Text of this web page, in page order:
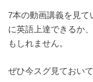
7本の動画講義を見
に英語上達できるか
もしれません。
ぜひ今スグ見ておい